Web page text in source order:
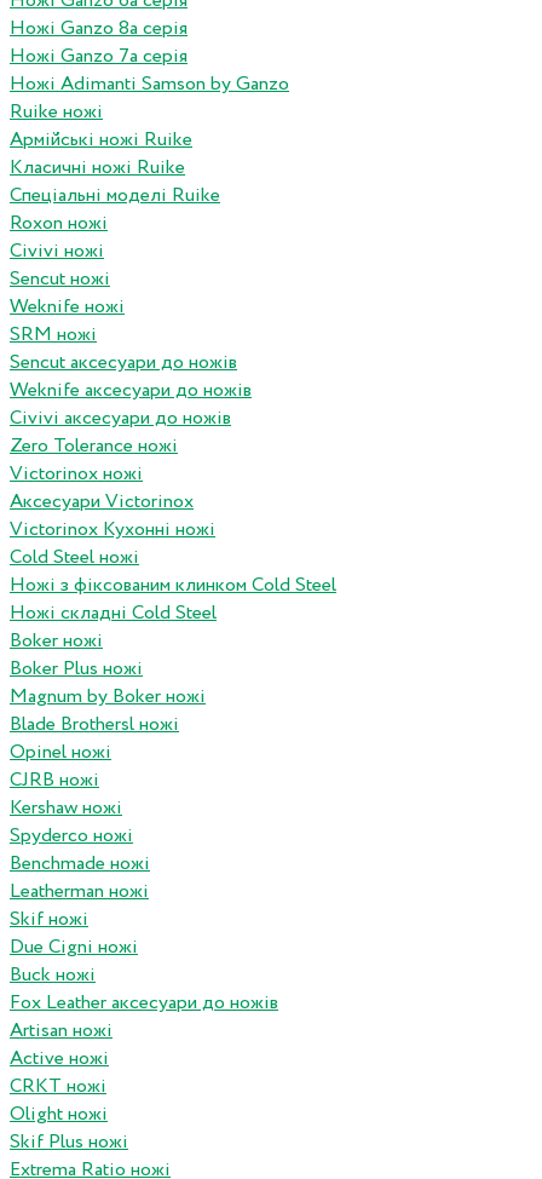
Ножі Ganzo 8а серія
Ножі Ganzo 7а серія
Ножі Adimanti Samson by Ganzo
Ruike ножі
Армійські ножі Ruike
Класичні ножі Ruike
Спеціальні моделі Ruike
Roxon ножi
Civivi ножі
Sencut ножі
Weknife ножі
SRM ножі
Sencut аксесуари до ножів
Weknife аксесуари до ножів
Civivi аксесуари до ножів
Zero Tolerance ножі
Victorinox ножі
Аксесуари Victorinox
Victorinox Кухонні ножі
Cold Steel ножі
Ножі з фіксованим клинком Cold Steel
Ножі складні Cold Steel
Boker ножі
Boker Plus ножі
Magnum by Boker ножі
Blade Brothersl ножі
Opinel ножі
CJRB ножі
Kershaw ножі
Spyderco ножі
Benchmade ножі
Leatherman ножі
Skif ножі
Due Cigni ножі
Buck ножі
Fox Leather аксесуари до ножів
Artisan ножі
Active ножі
CRKT ножі
Olight ножі
Skif Plus ножі
Extrema Ratio ножі